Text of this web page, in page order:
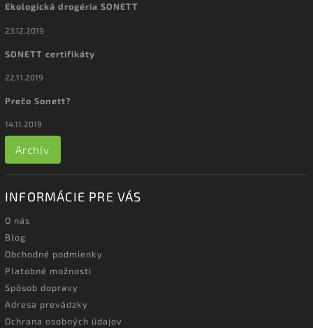
Ekologická drogéria SONETT
23.12.2019
SONETT certifikáty
22.11.2019
Prečo Sonett?
14.11.2019
Archív
INFORMÁCIE PRE VÁS
O nás
Blog
Obchodné podmienky
Platobné možnosti
Spôsob dopravy
Adresa prevádzky
Ochrana osobných údajov